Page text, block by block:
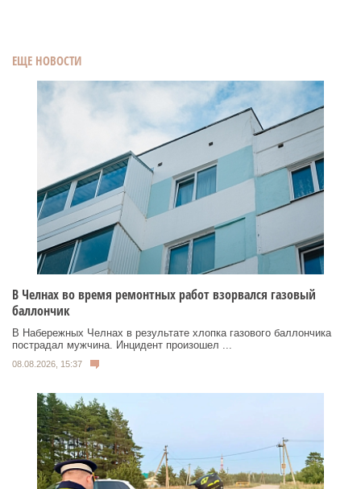
ЕЩЕ НОВОСТИ
В Челнах во время ремонтных работ взорвался газовый
баллончик
В Набережных Челнах в результате хлопка газового баллончика
пострадал мужчина. Инцидент произошел ...
08.08.2026, 15:37